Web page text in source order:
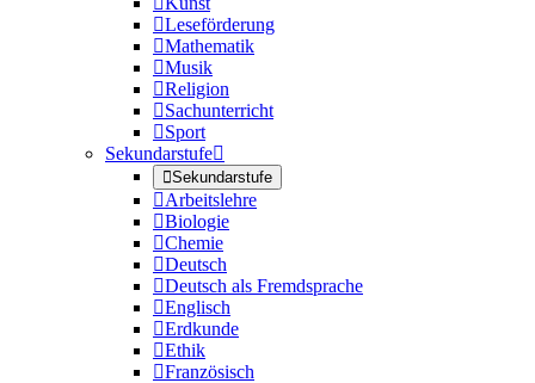
Leseförderung
Mathematik
Musik
Religion
Sachunterricht
Sport
Sekundarstufe
Sekundarstufe
Arbeitslehre
Biologie
Chemie
Deutsch
Deutsch als Fremdsprache
Englisch
Erdkunde
Ethik
Französisch